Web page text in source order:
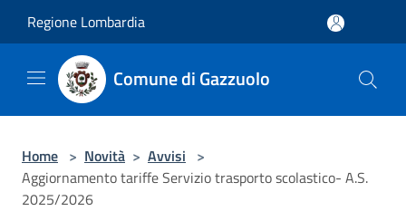
Regione Lombardia
Comune di Gazzuolo
Home > Novità > Avvisi >
Aggiornamento tariffe Servizio trasporto scolastico- A.S.
2025/2026